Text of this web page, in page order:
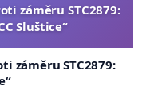
záměru STC2879:
Sluštice“
záměru STC2879: